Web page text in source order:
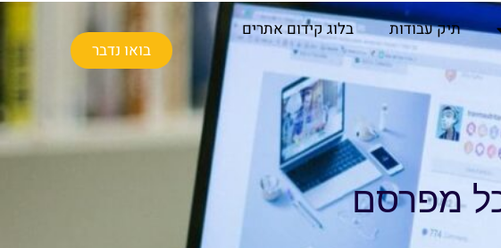
תיק עבודות
בלוג קידום אתרים
בואו נדבר